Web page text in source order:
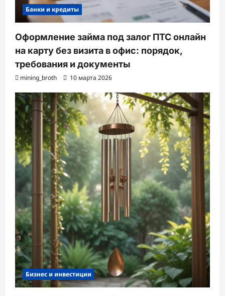
Банки и кредиты
Оформление займа под залог ПТС онлайн
на карту без визита в офис: порядок,
требования и документы
mining_broth 10 марта 2026
Бизнес и инвестиции